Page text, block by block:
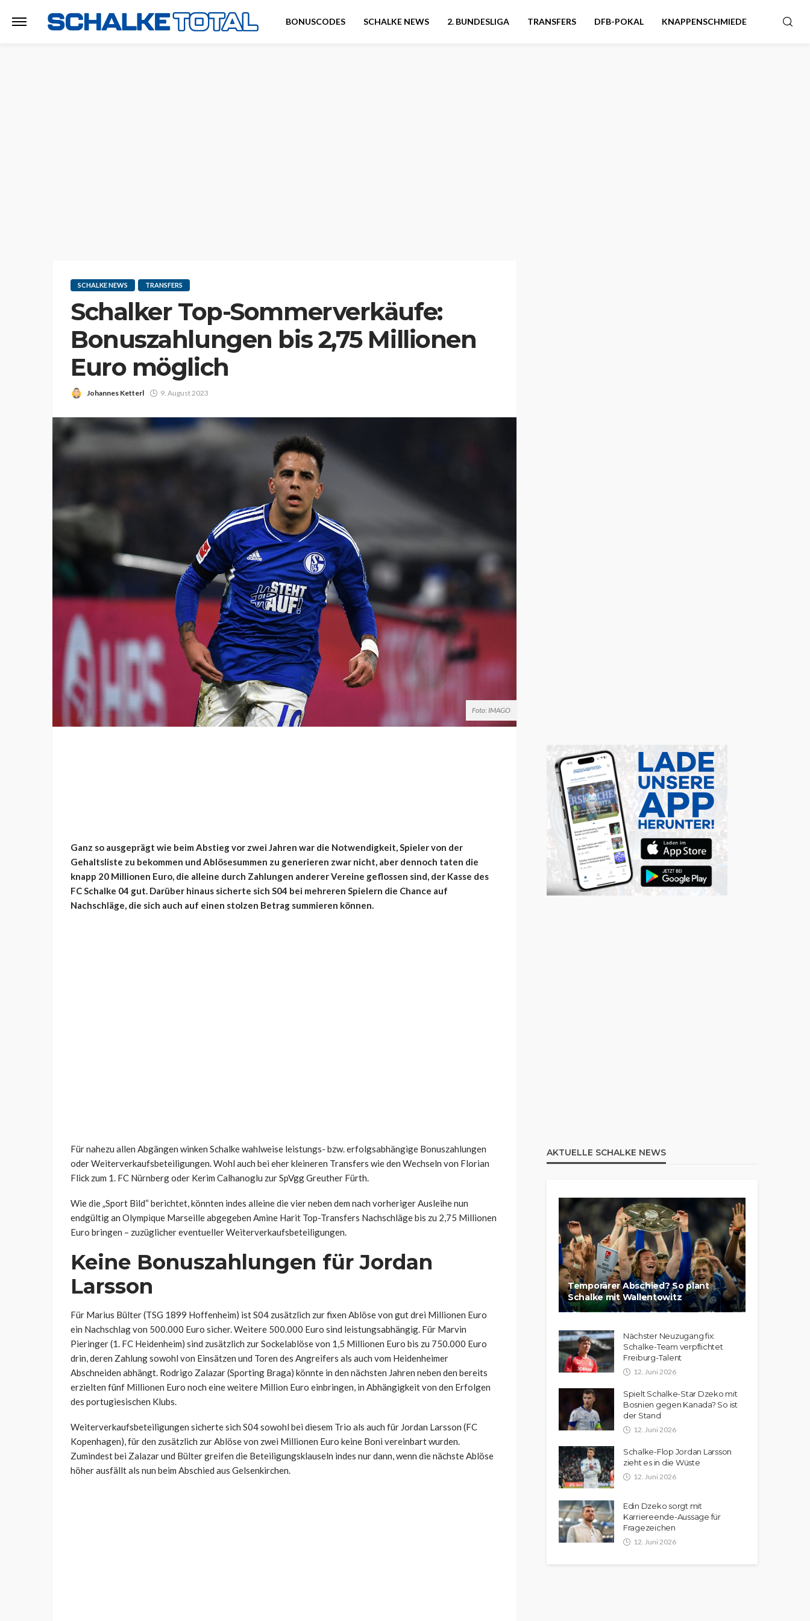
BONUSCODES SCHALKE NEWS 2. BUNDESLIGA TRANSFERS DFB-POKAL KNAPPENSCHMIEDE
SCHALKE NEWS TRANSFERS
Schalker Top-Sommerverkäufe:
Bonuszahlungen bis 2,75 Millionen
Euro möglich
Johannes Ketterl 9. August 2023
Foto: IMAGO
Ganz so ausgeprägt wie beim Abstieg vor zwei Jahren war die Notwendigkeit, Spieler von der
Gehaltsliste zu bekommen und Ablösesummen zu generieren zwar nicht, aber dennoch taten die
knapp 20 Millionen Euro, die alleine durch Zahlungen anderer Vereine geflossen sind, der Kasse des
FC Schalke 04 gut. Darüber hinaus sicherte sich S04 bei mehreren Spielern die Chance auf
Nachschläge, die sich auch auf einen stolzen Betrag summieren können.
Für nahezu allen Abgängen winken Schalke wahlweise leistungs- bzw. erfolgsabhängige Bonuszahlungen
oder Weiterverkaufsbeteiligungen. Wohl auch bei eher kleineren Transfers wie den Wechseln von Florian
Flick zum 1. FC Nürnberg oder Kerim Calhanoglu zur SpVgg Greuther Fürth.
Wie die „Sport Bild“ berichtet, könnten indes alleine die vier neben dem nach vorheriger Ausleihe nun
endgültig an Olympique Marseille abgegeben Amine Harit Top-Transfers Nachschläge bis zu 2,75 Millionen
Euro bringen – zuzüglicher eventueller Weiterverkaufsbeteiligungen.
Keine Bonuszahlungen für Jordan
Larsson
Für Marius Bülter (TSG 1899 Hoffenheim) ist S04 zusätzlich zur fixen Ablöse von gut drei Millionen Euro
ein Nachschlag von 500.000 Euro sicher. Weitere 500.000 Euro sind leistungsabhängig. Für Marvin
Pieringer (1. FC Heidenheim) sind zusätzlich zur Sockelablöse von 1,5 Millionen Euro bis zu 750.000 Euro
drin, deren Zahlung sowohl von Einsätzen und Toren des Angreifers als auch vom Heidenheimer
Abschneiden abhängt. Rodrigo Zalazar (Sporting Braga) könnte in den nächsten Jahren neben den bereits
erzielten fünf Millionen Euro noch eine weitere Million Euro einbringen, in Abhängigkeit von den Erfolgen
des portugiesischen Klubs.
Weiterverkaufsbeteiligungen sicherte sich S04 sowohl bei diesem Trio als auch für Jordan Larsson (FC
Kopenhagen), für den zusätzlich zur Ablöse von zwei Millionen Euro keine Boni vereinbart wurden.
Zumindest bei Zalazar und Bülter greifen die Beteiligungsklauseln indes nur dann, wenn die nächste Ablöse
höher ausfällt als nun beim Abschied aus Gelsenkirchen.
AKTUELLE SCHALKE NEWS
Temporärer Abschied? So plant
Schalke mit Wallentowitz
Nächster Neuzugang fix:
Schalke-Team verpflichtet
Freiburg-Talent
12. Juni 2026
Spielt Schalke-Star Dzeko mit
Bosnien gegen Kanada? So ist
der Stand
12. Juni 2026
Schalke-Flop Jordan Larsson
zieht es in die Wüste
12. Juni 2026
Edin Dzeko sorgt mit
Karriereende-Aussage für
Fragezeichen
12. Juni 2026